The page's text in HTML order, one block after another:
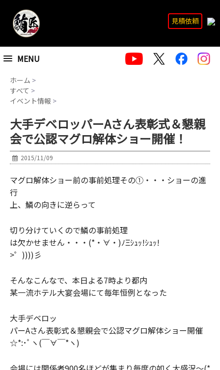
MENU
見積依頼
ホーム >
すべて >
イベント情報 >
大手デベロッパーAさん表彰式＆懇親
会で公認マグロ解体ショー開催！
2015/11/09
マグロ解体ショー前の事前処理その①・・・ショーの進
行
上、 鱗の向きに逆らって
切り分けていくので鱗の事前処理
は欠かせません・・・(*・∀・)ﾉΞｼｭｯ!ｼｭｯ!
>゜))))彡
そんなこんなで、本日よる7時より都内
某一流ホテル大宴会場にて毎年恒例となった
大手デベロッ
パーAさん表彰式＆懇親会で公認マグロ解体ショー開催
☆*:･ﾟヽ(￣∀￣*ヽ)